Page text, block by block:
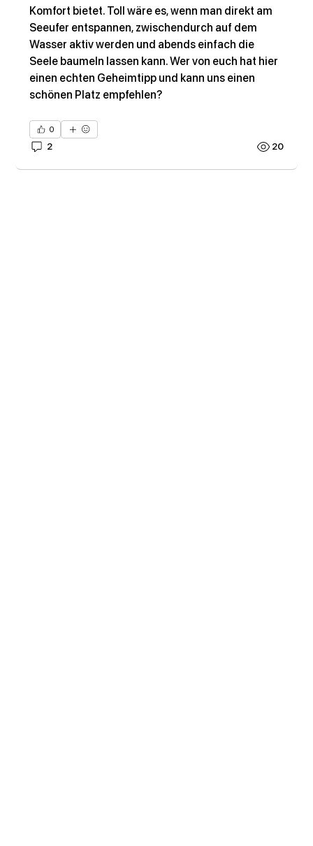
Komfort bietet. Toll wäre es, wenn man direkt am
Seeufer entspannen, zwischendurch auf dem
Wasser aktiv werden und abends einfach die
Seele baumeln lassen kann. Wer von euch hat hier
einen echten Geheimtipp und kann uns einen
schönen Platz empfehlen?
0
2 20